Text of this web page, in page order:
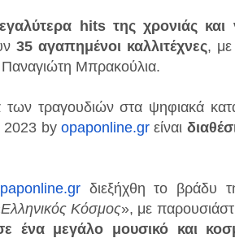
hits της χρονιάς και
35 αγαπημένοι καλλιτέχνες, με
Παναγιώτη Μπρακούλια.
τραγουδιών στα ψηφιακά
2023 by opaponline.grείναι
διεξήχθη το βράδυ
Ελληνικός Κόσμος», με
ένα μεγάλο μουσικό και